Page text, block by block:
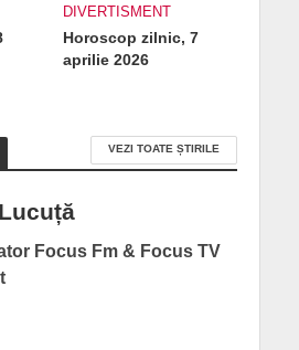
DIVERTISMENT
Horoscop zilnic, 7
aprilie 2026
VEZI TOATE ȘTIRILE
Focus Fm & Focus TV